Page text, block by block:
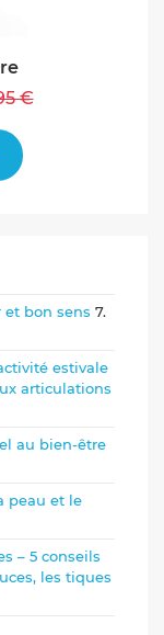
€
et bon sens 7.
estivale
articulations
au bien-être
peau et le
– 5 conseils
les tiques